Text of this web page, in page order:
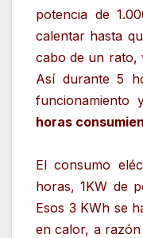
potencia de
calentar hasta
cabo de un rato,
Así durante 5
funcionamiento
horas
El consumo
horas, 1KW de
Esos 3 KWh se
en calor, a